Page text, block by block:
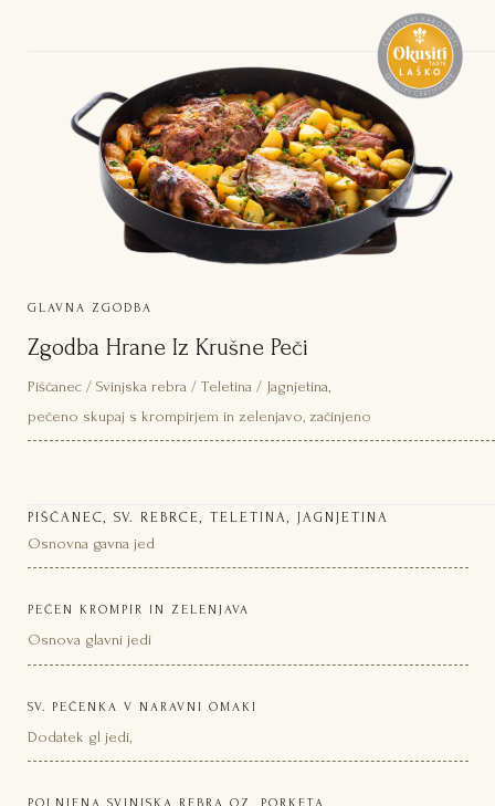
GLAVNA ZGODBA
Zgodba Hrane Iz Krušne Peči
Piščanec / Svinjska rebra / Teletina / Jagnjetina,
pečeno skupaj s krompirjem in zelenjavo, začinjeno
PIŠČANEC, SV. REBRCE, TELETINA, JAGNJETINA
Osnovna gavna jed
PEČEN KROMPIR IN ZELENJAVA
Osnova glavni jedi
SV. PEČENKA V NARAVNI OMAKI
Dodatek gl jedi,